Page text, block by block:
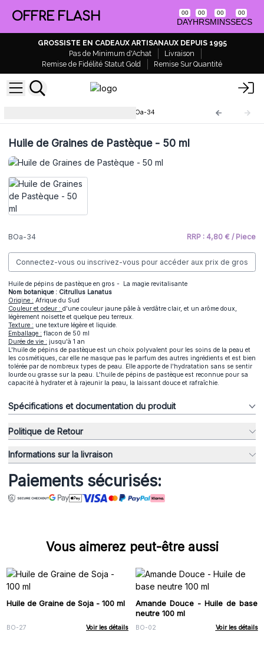
OFFRE FLASH 00
DAY
00
HRS
00
MINS
00
SECS
GROSSISTE EN CADEAUX ARTISANAUX DEPUIS 1995
Pas de Minimum d'Achat
Livraison
Remise de Fidélité Statut Gold
Remise Sur Quantité
BOa-34
Huile de Graines de Pastèque - 50 ml
BOa-34 RRP : 4,80 € / Piece
Connectez-vous ou inscrivez-vous pour accéder aux prix de gros
Huile de pépins de pastèque en gros - La magie revitalisante
Nom botanique : Citrullus Lanatus
Origine : Afrique du Sud
Couleur et odeur : d'une couleur jaune pâle à verdâtre clair, et un arôme doux,
légèrement noisette et quelque peu terreux.
Texture : une texture légère et liquide.
Emballage : flacon de 50 ml
Durée de vie : jusqu'à 1 an
L'huile de pépins de pastèque est un choix polyvalent pour les soins de la peau et
les cosmétiques, car elle ne masque pas le parfum des autres ingrédients et est bien
tolérée par de nombreux types de peau. Elle apporte de l'hydratation sans se sentir
lourde ou grasse sur la peau. L'huile de pépins de pastèque est reconnue pour sa
capacité à hydrater et à rajeunir la peau, la laissant douce et rafraîchie.
Spécifications et documentation du produit
Politique de Retour
Informations sur la livraison
Paiements sécurisés:
Vous aimerez peut-être aussi
Huile de Graine de Soja - 100 ml
BO-27 Voir les détails
Amande Douce - Huile de base
neutre 100 ml
BO-02 Voir les détails